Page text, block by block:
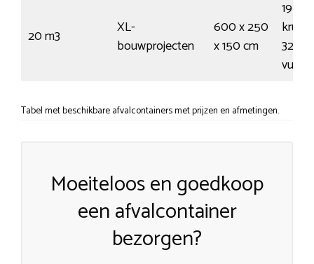
20 m3
XL-
bouwprojecten
600 x 250
x 150 cm
195
325
Tabel met beschikbare afvalcontainers met prijzen en afmetingen.
Moeiteloos en goedkoop
een afvalcontainer
bezorgen?